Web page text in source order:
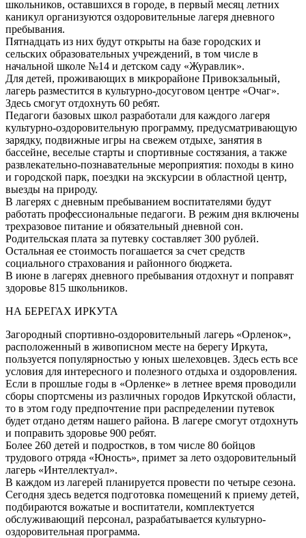
школьников, оставшихся в городе, в первый месяц летних
каникул организуются оздоровительные лагеря дневного
пребывания.
Пятнадцать из них будут открыты на базе городских и
сельских образовательных учреждений, в том числе в
начальной школе №14 и детском саду «Журавлик».
Для детей, проживающих в микрорайоне Привокзальный,
лагерь разместится в культурно-досуговом центре «Очаг».
Здесь смогут отдохнуть 60 ребят.
Педагоги базовых школ разработали для каждого лагеря
культурно-оздоровительную программу, предусматривающую
зарядку, подвижные игры на свежем отдыхе, занятия в
бассейне, веселые старты и спортивные состязания, а также
развлекательно-познавательные мероприятия: походы в кино
и городской парк, поездки на экскурсии в областной центр,
выезды на природу.
В лагерях с дневным пребыванием воспитателями будут
работать профессиональные педагоги. В режим дня включены
трехразовое питание и обязательный дневной сон.
Родительская плата за путевку составляет 300 рублей.
Остальная ее стоимость погашается за счет средств
социального страхования и районного бюджета.
В июне в лагерях дневного пребывания отдохнут и поправят
здоровье 815 школьников.
НА БЕРЕГАХ ИРКУТА
Загородный спортивно-оздоровительный лагерь «Орленок»,
расположенный в живописном месте на берегу Иркута,
пользуется популярностью у юных шелеховцев. Здесь есть все
условия для интересного и полезного отдыха и оздоровления.
Если в прошлые годы в «Орленке» в летнее время проводили
сборы спортсмены из различных городов Иркутской области,
то в этом году предпочтение при распределении путевок
будет отдано детям нашего района. В лагере смогут отдохнуть
и поправить здоровье 900 ребят.
Более 260 детей и подростков, в том числе 80 бойцов
трудового отряда «Юность», примет за лето оздоровительный
лагерь «Интеллектуал».
В каждом из лагерей планируется провести по четыре сезона.
Сегодня здесь ведется подготовка помещений к приему детей,
подбираются вожатые и воспитатели, комплектуется
обслуживающий персонал, разрабатывается культурно-
оздоровительная программа.